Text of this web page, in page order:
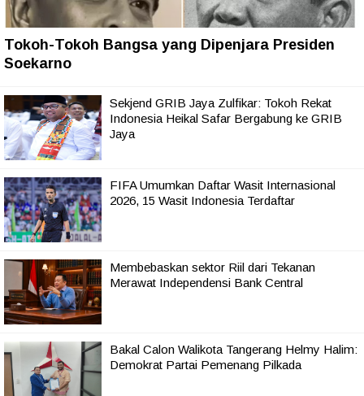
Tokoh-Tokoh Bangsa yang Dipenjara Presiden
Soekarno
Sekjend GRIB Jaya Zulfikar: Tokoh Rekat
Indonesia Heikal Safar Bergabung ke GRIB
Jaya
FIFA Umumkan Daftar Wasit Internasional
2026, 15 Wasit Indonesia Terdaftar
Membebaskan sektor Riil dari Tekanan
Merawat Independensi Bank Central
Bakal Calon Walikota Tangerang Helmy Halim:
Demokrat Partai Pemenang Pilkada